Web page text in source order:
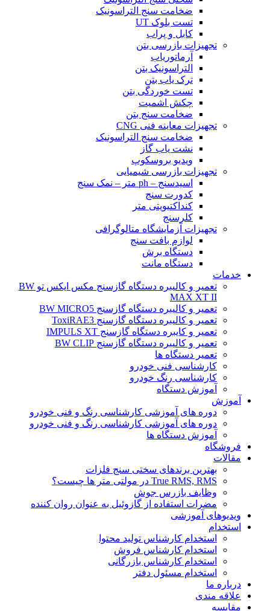
ضخامت سنج التراسونیک
تست بلوک UT
کابل و پراب
تجهیزات بازرسی بتن
آرماتوریاب
التراسونیک بتن
ترک یاب بتن
تست خوردگی بتن
چکش اشمیت
ضخامت سنج بتن
تجهیزات معاینه فنی CNG
ضخامت سنج التراسونیک
نشت یاب گاز
ویدیو بروسکوپ
تجهیزات بازرسی شیمیایی
اسیدسنج – ph متر – نمک سنج
کدورت سنج
کنداکتیویتی متر
کلرسنج
تجهیزات آزمایشگاه متالوگرافی
لوازم بافت سنج
دستگاه برش
دستگاه مانت
خدمات
تعمیر و کالیبره دستگاه گازسنج مکس ایکس تو BW
MAX XT II
تعمیر و کالیبره دستگاه گازسنج BW MICRO5
تعمیر و کالیبره دستگاه گازسنج ToxiRAE3
تعمیر و کایبره دستگاه گازسنج IMPULS XT
تعمیر و کالیبره دستگاه گازسنج BW CLIP
تعمیر دستگاه ها
کارشناسی فنی خودرو
کارشناسی رنگ خودرو
آموزش دستگاه
آموزش
دوره های آموزشی کارشناسی رنگ و فنی خودرو
دوره های آموزشی کارشناسی رنگ و فنی خودرو
آموزش دستگاه ها
فروشگاه
مقالات
بهترین برندهای سختی سنج فلزات
True RMS, RMS در مولتی متر ها چیست؟
وظایف بازرس جوش
مضرات استفاده از گازوئیل به عنوان روان کننده
ویدیوهای آموزشی
استخدام
استخدام کارشناس تولید محتوا
استخدام کارشناس فروش
استخدام کارشناس بازرگانی
استخدام مسئول دفتر
درباره ما
علاقه مندی
مقایسه